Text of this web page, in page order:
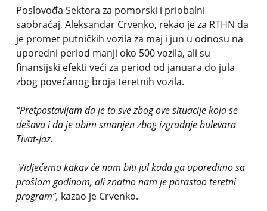
Poslovođa Sektora za pomorski i priobalni
saobraćaj, Aleksandar Crvenko, rekao je za RTHN da
je promet putničkih vozila za maj i jun u odnosu na
uporedni period manji oko 500 vozila, ali su
finansijski efekti veći za period od januara do jula
zbog povećanog broja teretnih vozila.
“Pretpostavljam da je to sve zbog ove situacije koja se
dešava i da je obim smanjen zbog izgradnje bulevara
Tivat-Jaz.
Vidjećemo kakav će nam biti jul kada ga uporedimo sa
prošlom godinom, ali znatno nam je porastao teretni
program”, kazao je Crvenko.